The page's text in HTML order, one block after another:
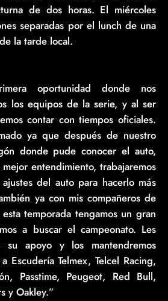
de dos horas. El miércoles
separadas por el lunch de una
la tarde local.
oportunidad donde nos
los equipos de la serie, y al ser
contar con tiempos oficiales.
ya que después de nuestro
donde pude conocer el auto,
entendimiento, trabajaremos
del auto para hacerlo más
ya con mis compañeros de
temporada tengamos un gran
a buscar el campeonato. Les
su apoyo y los mantendremos
Escudería Telmex, Telcel Racing,
Passtime, Peugeot, Red Bull,
y Oakley.”